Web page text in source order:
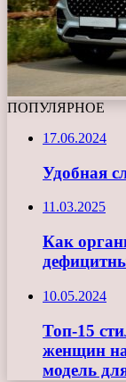
ПОПУЛЯРНОЕ
17.06.2024
Удобная
11.03.2025
Как
10.05.2024
Топ-15
женщин
модель